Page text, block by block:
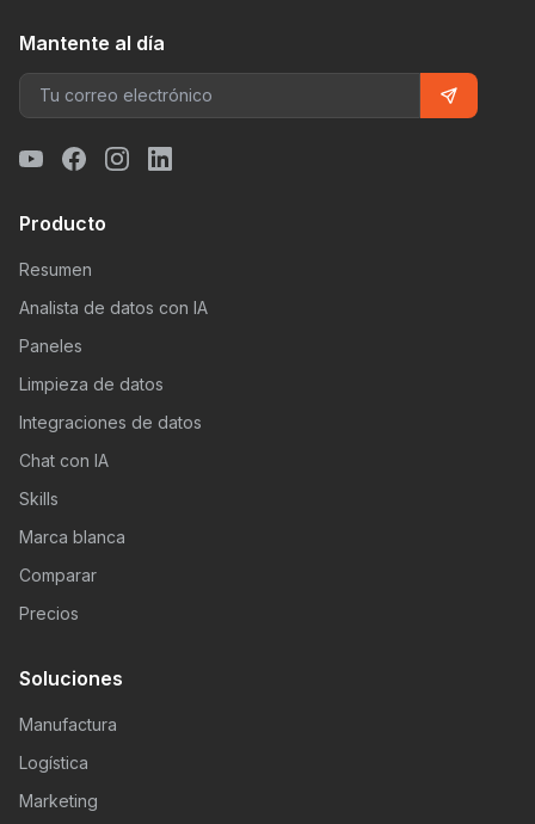
Mantente al día
Producto
Resumen
Analista de datos con IA
Paneles
Limpieza de datos
Integraciones de datos
Chat con IA
Skills
Marca blanca
Comparar
Precios
Soluciones
Manufactura
Logística
Marketing